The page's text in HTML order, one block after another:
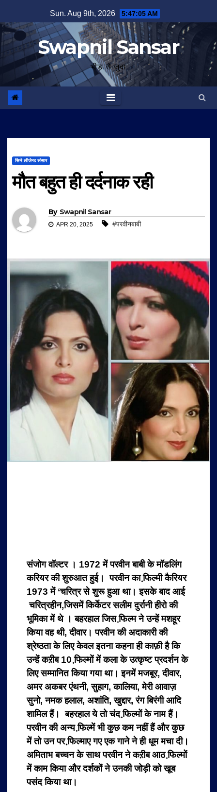
to
content
Sun. Aug 9th, 2026 5:47:05 AM
Swapnil Sansar
भीड़ से जुदा
सिने लीजेन्ड संसार
मौत बहुत ही दर्दनाक रही
By Swapnil Sansar
APR 20, 2025 #परवीनबाबी
संजोग वॉल्टर । 1972 में परवीन बाबी के मॉडलिंग
करियर की शुरुआत हुई। परवीन का फि़ल्मी कैरियर
1973 में ‘चरित्र से शुरू हुआ था। इसके बाद आई
चरित्रहीन,जिसमें किर्केटर सलीम दुर्रानी हीरो की
भूमिका में थे । बहरहाल जिस फि़ल्म ने उन्हें मशहूर
किया वह थी, दीवार। परवीन की अदाकारी की
श्रेष्ठता के लिए केवल इतना कहना ही काफ़ी है कि
उन्हें कऱीब 10 फि़ल्मों में कला के उत्कृष्ट प्रदर्शन के
लिए सम्मानित किया गया था। इनमें मजबूर, दीवार,
अमर अकबर एंथनी, सुहाग, कालिया, मेरी आवाज़
सुनो, नमक हलाल, अशांति, खुद्दार, रंग बिरंगी आदि
शामिल हैं। बहरहाल ये तो चंद फि़ल्मों के नाम हैं।
परवीन की अन्य फि़ल्में भी कुछ कम नहीं हैं और कुछ
में तो उन पर फि़ल्माए गए एक गाने ने ही धूम मचा दी।
अमिताभ बच्चन के साथ परवीन ने कऱीब आठ फि़ल्मों
में काम किया और दर्शकों ने उनकी जोड़ी को खूब
पसंद किया था।